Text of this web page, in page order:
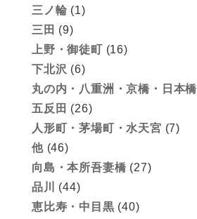
三ノ輪 (1)
三田 (9)
上野・御徒町 (16)
下北沢 (6)
丸の内・八重洲・京橋・日本橋
五反田 (26)
人形町・茅場町・水天宮 (7)
他(46)
向島・本所吾妻橋 (27)
品川
(44)
恵比寿・中目黒 (40)